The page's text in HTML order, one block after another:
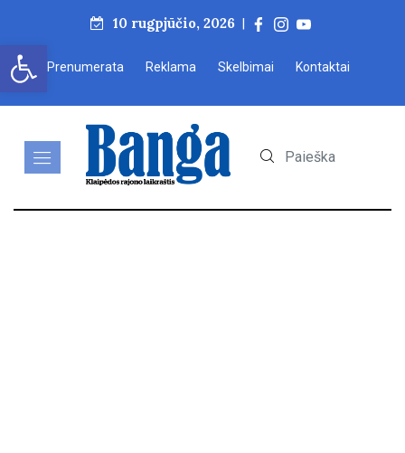
Open toolbar
10 rugpjūčio, 2026 |
Prenumerata Reklama Skelbimai Kontaktai